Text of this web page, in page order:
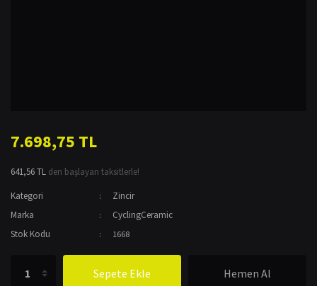
7.698,75 TL
641,56 TL den başlayan taksitlerle!
Kategori
Zincir
Marka
CyclingCeramic
Stok Kodu
1668
Sepete Ekle Hemen Al